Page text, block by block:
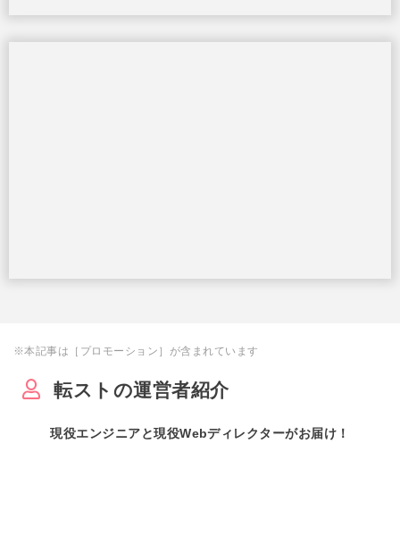
※本記事は［プロモーション］が含まれています
転ストの運営者紹介
現役エンジニアと現役Webディレクターがお届け！